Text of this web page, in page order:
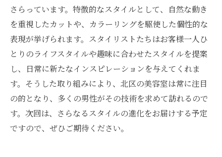
さらっています。特徴的なスタイルとして、自然な動き
を重視したカットや、カラーリングを駆使した個性的な
表現が挙げられます。スタイリストたちはお客様一人ひ
とりのライフスタイルや趣味に合わせたスタイルを提案
し、日常に新たなインスピレーションを与えてくれま
す。そうした取り組みにより、北区の美容室は常に注目
の的となり、多くの男性がその技術を求めて訪れるので
す。次回は、さらなるスタイルの進化をお届けする予定
ですので、ぜひご期待ください。